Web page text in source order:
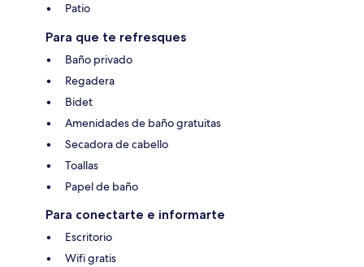
Patio
Para que te refresques
Baño privado
Regadera
Bidet
Amenidades de baño gratuitas
Secadora de cabello
Toallas
Papel de baño
Para conectarte e informarte
Escritorio
Wifi gratis